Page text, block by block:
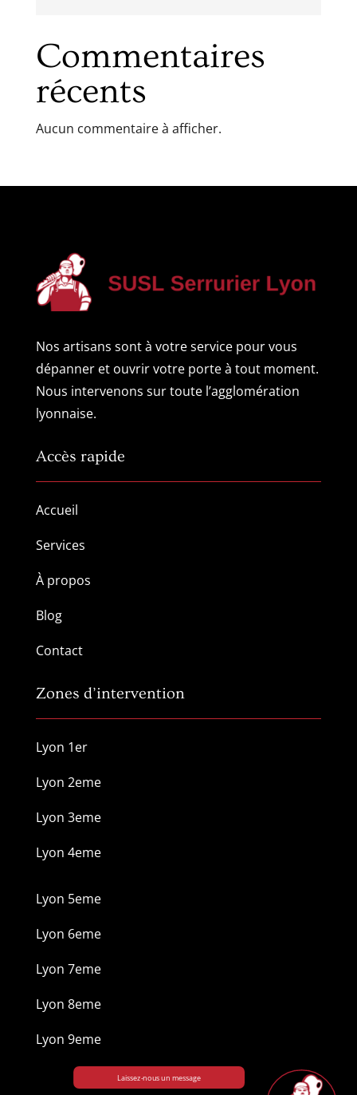
Commentaires
récents
Aucun commentaire à afficher.
Nos artisans sont à votre service pour vous
dépanner et ouvrir votre porte à tout moment.
Nous intervenons sur toute l’agglomération
lyonnaise.
Accès rapide
Accueil
Services
À propos
Blog
Contact
Zones d’intervention
Lyon 1er
Lyon 2eme
Lyon 3eme
Lyon 4eme
Lyon 5eme
Lyon 6eme
Lyon 7eme
Lyon 8eme
Lyon 9eme
Laissez-nous un message